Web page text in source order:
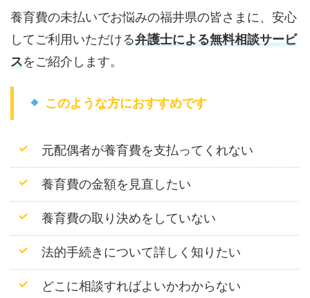
養育費の未払いでお悩みの福井県の皆さまに、安心
してご利用いただける弁護士による無料相談サービ
スをご紹介します。
このような方におすすめです
元配偶者が養育費を支払ってくれない
養育費の金額を見直したい
養育費の取り決めをしていない
法的手続きについて詳しく知りたい
どこに相談すればよいかわからない